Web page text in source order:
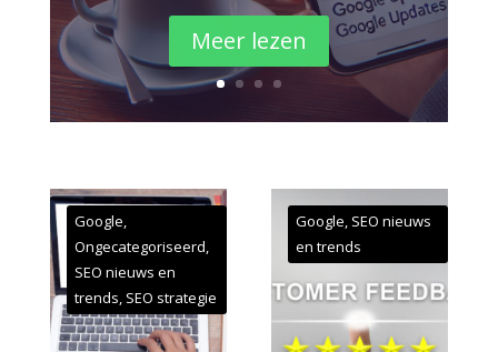
Meer lezen
Google,
Ongecategoriseerd,
SEO nieuws en
trends, SEO strategie
Google, SEO nieuws
en trends